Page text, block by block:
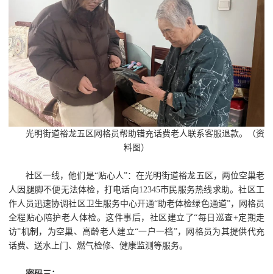
光明街道裕龙五区网格员帮助错充话费老人联系客服退款。（资
料图）
社区一线，他们是“贴心人”：在光明街道裕龙五区，两位空巢老
人因腿脚不便无法体检，打电话向12345市民服务热线求助。社区工
作人员迅速协调社区卫生服务中心开通“助老体检绿色通道”，网格员
全程贴心陪护老人体检。这件事后，社区建立了“每日巡查+定期走
访”机制，为空巢、高龄老人建立“一户一档”，网格员为其提供代充
话费、送水上门、燃气检修、健康监测等服务。